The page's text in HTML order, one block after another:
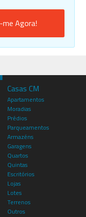
Agora!
Casas CM
Apartamentos
Moradias
Prédios
Parqueamentos
Armazéns
Garagens
Quartos
Quintas
Escritórios
Lojas
Lotes
Terrenos
Outros